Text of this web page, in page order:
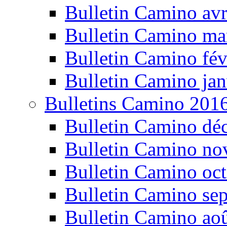
Bulletin Camino
Bulletin Camino
Bulletin Camino
Bulletin Camino
Bulletins Camino
Bulletin Camino
Bulletin Camino
Bulletin Camino
Bulletin Camino
Bulletin Camino